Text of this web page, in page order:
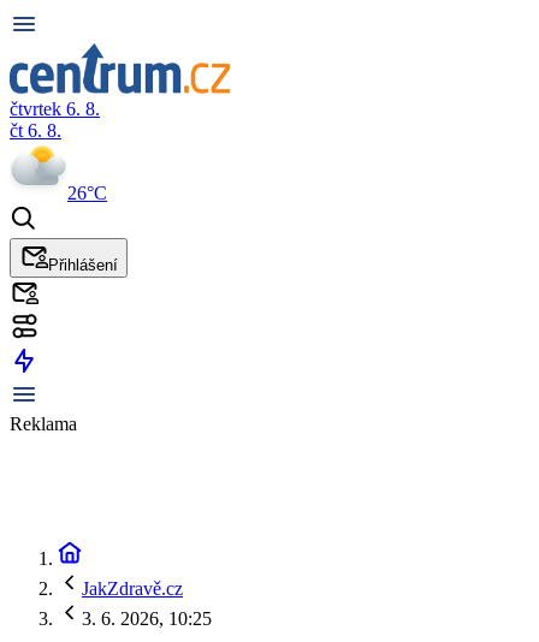
čtvrtek 6. 8.
čt 6. 8.
26°C
Přihlášení
Reklama
JakZdravě.cz
3. 6. 2026, 10:25